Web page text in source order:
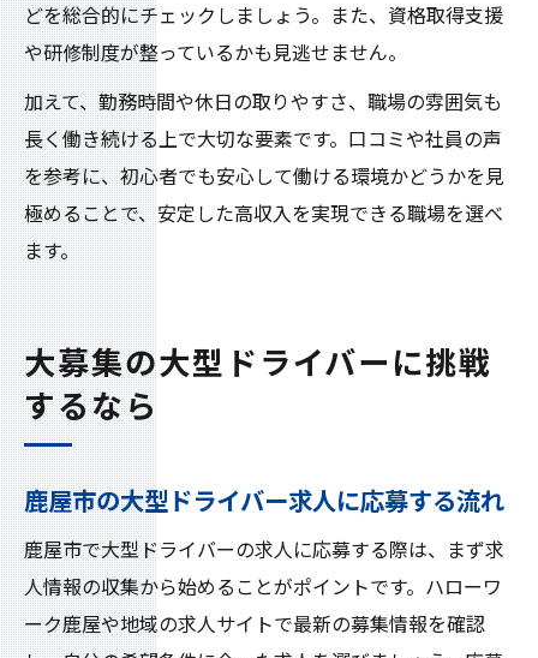
どを総合的にチェックしましょう。また、資格取得支援
や研修制度が整っているかも見逃せません。
加えて、勤務時間や休日の取りやすさ、職場の雰囲気も
長く働き続ける上で大切な要素です。口コミや社員の声
を参考に、初心者でも安心して働ける環境かどうかを見
極めることで、安定した高収入を実現できる職場を選べ
ます。
大募集の大型ドライバーに挑戦
するなら
鹿屋市の大型ドライバー求人に応募する流れ
鹿屋市で大型ドライバーの求人に応募する際は、まず求
人情報の収集から始めることがポイントです。ハローワ
ーク鹿屋や地域の求人サイトで最新の募集情報を確認